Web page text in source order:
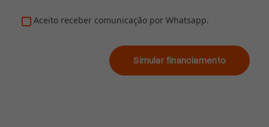
Aceito receber comunicação por Whatsapp.
Simular financiamento